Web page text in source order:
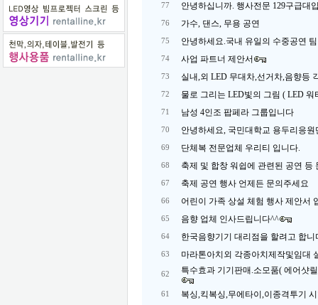
77 안녕하십니까. 행사전문 129구급대
76 가수, 댄스, 무용 공연
75 안녕하세요.국내 유일의 수중공연 팀
74 사업 파트너 제안서
73 실내,외 LED 무대차,선거차,음향등
72 물로 그리는 LED빛의 그림 ( LED 워
71 남성 4인조 팝페라 그룹입니다
70 안녕하세요, 국민대학교 용두리응원
69 단체복 전문업체 우리티 입니다.
68 축제 및 합창 워쉽에 관련된 공연 등
67 축제 공연 행사 언제든 문의주세요
66 어린이 가족 상설 체험 행사 제안서
65 음향 업체 인사드립니다^^
64 한국음향기기 대리점을 할려고 합니
63 마라톤아치외 각종아치제작및임대
62 특수효과 기기판매.소모품( 에어샷
61 복싱,킥복싱,무에타이,이종격투기